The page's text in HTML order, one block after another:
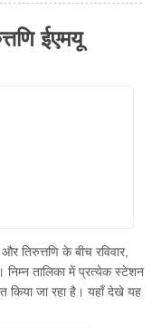
ईएमयू
तिरुत्तणि के बीच रविवार,
निम्न तालिका में प्रत्येक स्टेशन
किया जा रहा है। यहाँ देखे यह